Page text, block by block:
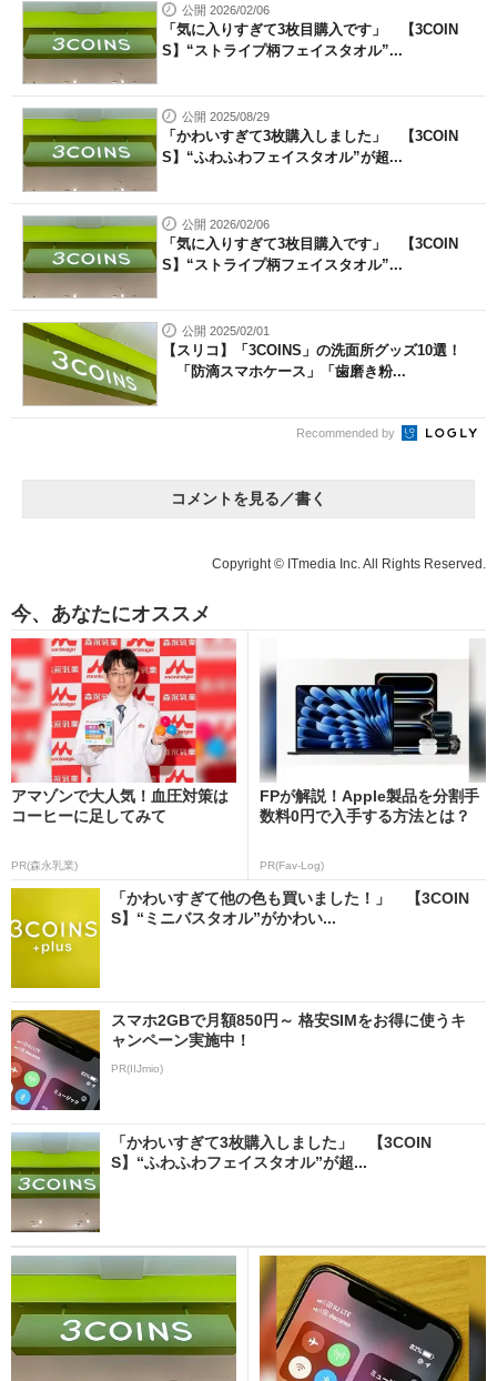
公開 2026/02/06
「気に入りすぎて3枚目購入です」 【3COIN
S】“ストライプ柄フェイスタオル”...
公開 2025/08/29
「かわいすぎて3枚購入しました」 【3COIN
S】“ふわふわフェイスタオル”が超...
公開 2026/02/06
「気に入りすぎて3枚目購入です」 【3COIN
S】“ストライプ柄フェイスタオル”...
公開 2025/02/01
【スリコ】「3COINS」の洗面所グッズ10選！
「防滴スマホケース」「歯磨き粉...
Recommended by
コメントを見る／書く
Copyright © ITmedia Inc. All Rights Reserved.
今、あなたにオススメ
アマゾンで大人気！血圧対策は
コーヒーに足してみて
PR(森永乳業)
FPが解説！Apple製品を分割手
数料0円で入手する方法とは？
PR(Fav-Log)
「かわいすぎて他の色も買いました！」 【3COIN
S】“ミニバスタオル”がかわい...
スマホ2GBで月額850円～ 格安SIMをお得に使うキ
ャンペーン実施中！
PR(IIJmio)
「かわいすぎて3枚購入しました」 【3COIN
S】“ふわふわフェイスタオル”が超...